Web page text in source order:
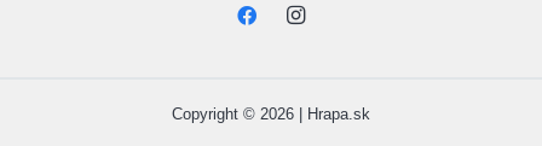
Copyright © 2026 | Hrapa.sk